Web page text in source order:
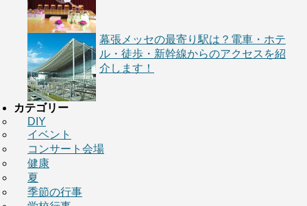
幕張メッセの最寄り駅は？電車・ホテ
ル・徒歩・新幹線からのアクセスを紹
介します！
カテゴリー
DIY
イベント
コンサート会場
健康
夏
季節の行事